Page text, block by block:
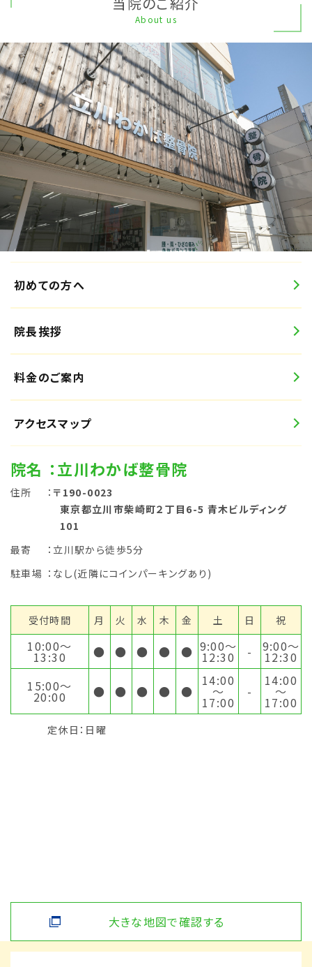
About us
初めての方へ
院長挨拶
料金のご案内
アクセスマップ
院名 ：立川わかば整骨院
住所 ： 〒190-0023
東京都立川市柴崎町２丁目6-5 青木ビルディング
101
最寄
：立川駅から徒歩5分
駐車場 ：なし(近隣にコインパーキングあり)
受付時間 月 火 水 木 金 土 日 祝
10:00〜
13:30 ● ● ● ● ● 9:00〜
12:30 - 9:00〜
12:30
15:00〜
20:00 ● ● ● ● ●
14:00
～
17:00
-
14:00
～
17:00
定休日：日曜
大きな地図で確認する